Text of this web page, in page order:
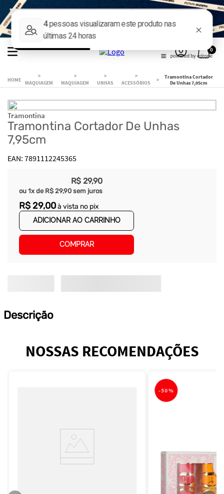
0
MAQUIAGEM MAQUIAGEM UNHAS ACESSÓRIOS
Tramontina Cortador
De Unhas 7,95cm
Tramontina
Tramontina Cortador De Unhas
7,95cm
7891112245365
R$ 29,90
ou 1x de R$ 29,90 sem juros
R$ 29,00à vista no pix
ADICIONAR AO CARRINHO
COMPRAR
Descrição
NOSSAS RECOMENDAÇÕES
-50%